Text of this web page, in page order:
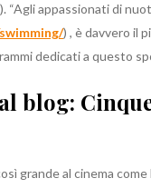
). “Agli appassionati di
) , è davvero il
dedicati a questo
blog:
grande al cinema